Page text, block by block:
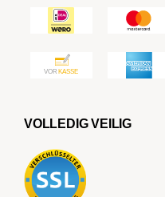
VOLLEDIG VEILIG